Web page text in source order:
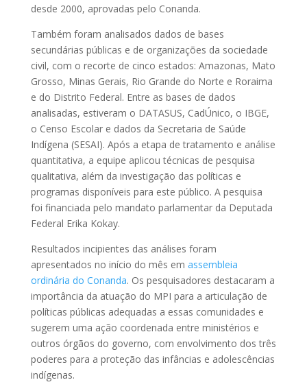
desde 2000, aprovadas pelo Conanda.
Também foram analisados dados de bases
secundárias públicas e de organizações da sociedade
civil, com o recorte de cinco estados: Amazonas, Mato
Grosso, Minas Gerais, Rio Grande do Norte e Roraima
e do Distrito Federal. Entre as bases de dados
analisadas, estiveram o DATASUS, CadÚnico, o IBGE,
o Censo Escolar e dados da Secretaria de Saúde
Indígena (SESAI). Após a etapa de tratamento e análise
quantitativa, a equipe aplicou técnicas de pesquisa
qualitativa, além da investigação das políticas e
programas disponíveis para este público. A pesquisa
foi financiada pelo mandato parlamentar da Deputada
Federal Erika Kokay.
Resultados incipientes das análises foram
apresentados no início do mês em assembleia
ordinária do Conanda. Os pesquisadores destacaram a
importância da atuação do MPI para a articulação de
políticas públicas adequadas a essas comunidades e
sugerem uma ação coordenada entre ministérios e
outros órgãos do governo, com envolvimento dos três
poderes para a proteção das infâncias e adolescências
indígenas.